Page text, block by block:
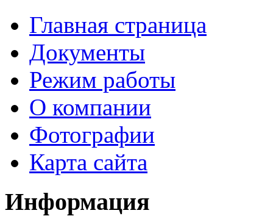
Главная страница
Документы
Режим работы
О компании
Фотографии
Карта сайта
Информация